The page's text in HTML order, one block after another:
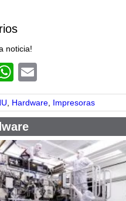
noticia!
WhatsApp
Hardware Impresoras